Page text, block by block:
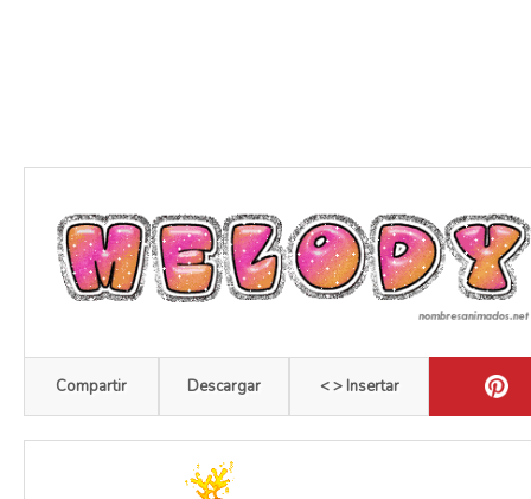
Compartir Descargar < > Insertar